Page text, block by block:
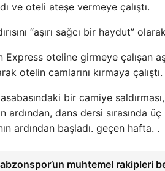
ve oteli ateşe vermeye çalıştı.
“aşırı sağcı bir haydut”
oteline girmeye çalışan
otelin camlarını kırmaya çalıştı.
bir camiye
dans dersi sırasında üç
ardından başladı. geçen hafta. .
muhtemel rakipleri